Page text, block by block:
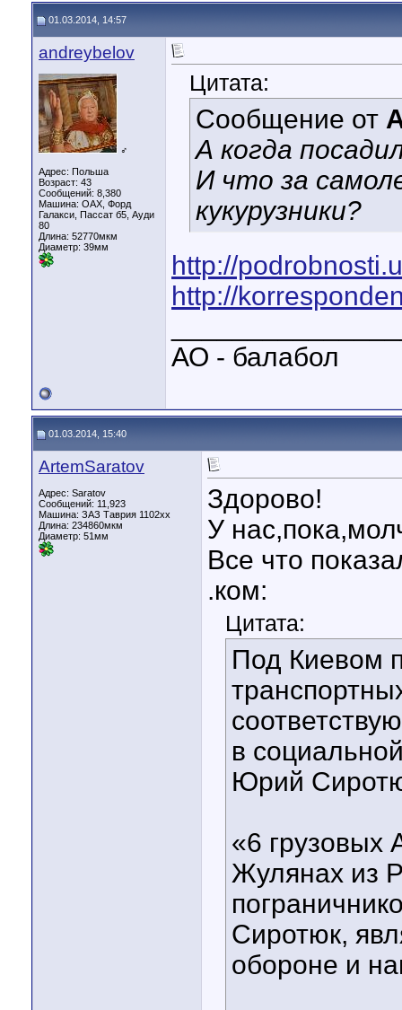
01.03.2014, 14:57
andreybelov
♂
Адрес: Польша
Возраст: 43
Сообщений: 8,380
Машина: ОАХ, Форд
Галакси, Пассат б5, Ауди
80
Длина: 52770мкм
Диаметр: 39мм
Цитата:
Сообщение от
А когда
И что за
кукурузники?
http://
http://
АО - балабол
01.03.2014, 15:40
ArtemSaratov
Адрес: Saratov
Сообщений: 11,923
Машина: ЗАЗ Таврия 1102хх
Длина: 234860мкм
Диаметр: 51мм
Здорово!
У
Все что
.ком:
Цитата:
Под Киевом
в
Юрий
«6 грузовых
Жулянах из
Сиротюк,
обороне и